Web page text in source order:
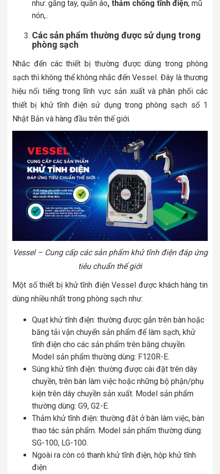
như: găng tay, quần áo, thảm chống tĩnh điện, mũ
nón,..
Các sản phẩm thường được sử dụng trong
phòng sạch
Nhắc đến các thiết bị thường được dùng trong phòng
sạch thì không thể không nhắc đến Vessel. Đây là thương
hiệu nổi tiếng trong lĩnh vực sản xuất và phân phối các
thiết bị khử tĩnh điện sử dụng trong phòng sạch số 1
Nhật Bản và hàng đầu trên thế giới.
Vessel – Cung cấp các sản phẩm khử tĩnh điện đáp ứng
tiêu chuẩn thế giới
Một số thiết bị khử tĩnh điện Vessel được khách hàng tin
dùng nhiều nhất trong phòng sạch như:
Quạt khử tĩnh điện: thường được gắn trên bàn hoặc
băng tải vận chuyển sản phẩm để làm sạch, khử
tĩnh điện cho các sản phẩm trên băng chuyền.
Model sản phẩm thường dùng: F120R-E.
Súng khử tĩnh điện: thường được cài đặt trên dây
chuyền, trên bàn làm việc hoặc những bộ phận/phụ
kiện trên dây chuyền sản xuất. Model sản phẩm
thường dùng: G9, G2-E.
Thảm khử tĩnh điện: thường đặt ở bàn làm việc, bàn
thao tác sản phẩm. Model sản phẩm thường dùng:
SG-100, LG-100.
Ngoài ra còn có thanh khử tĩnh điện, hộp khử tĩnh
điện